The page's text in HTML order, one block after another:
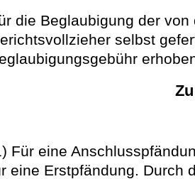
die Beglaubigung der
selbst
Für eine
eine Erstpfändung. Durch